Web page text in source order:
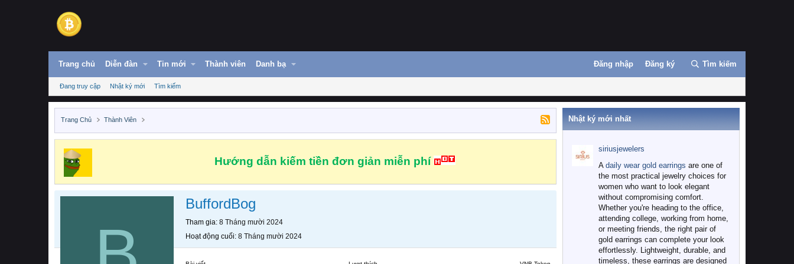
Trang chủ Diễn đàn Tin mới Thành viên Danh bạ Đăng nhập Đăng ký Tìm kiếm
Đang truy cập Nhật ký mới Tìm kiếm
Trang Chủ Thành Viên
Hướng dẫn kiếm tiền đơn giản miễn phí
BuffordBog
Tham gia 8 Tháng mười 2024
Hoạt động cuối 8 Tháng mười 2024
Nhật ký mới nhất
siriusjewelers
A daily wear gold earrings are one of
the most practical jewelry choices for
women who want to look elegant
without compromising comfort.
Whether you're heading to the office,
attending college, working from home,
or meeting friends, the right pair of
gold earrings can complete your look
effortlessly. Lightweight, durable, and
timeless, these earrings are designed